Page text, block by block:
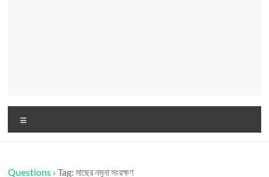
Questions ›Tag: মাছের নমুনা সংরক্ষণ